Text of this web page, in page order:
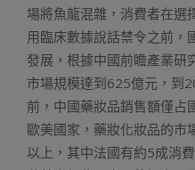
場將魚龍混雜，消費者在選
用臨床數據說話禁令之前，
發展，根據中國前瞻產業研
市場規模達到625億元，到
前，中國藥妝品銷售額僅占
歐美國家，藥妝化妝品的市
以上，其中法國有約5成消